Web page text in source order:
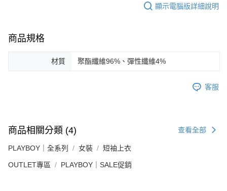
顯示電腦版詳細說明
商品規格
材質 聚酯纖維96%、彈性纖維4%
客服
商品相關分類 (4) 查看全部
PLAYBOY｜全系列 女裝 短袖上衣
OUTLET專區 PLAYBOY｜SALE促銷